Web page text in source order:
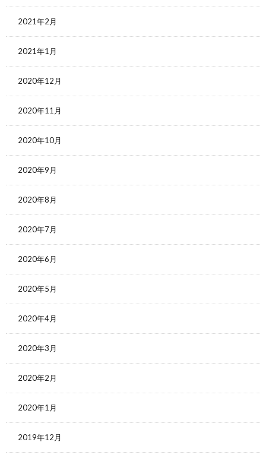
2021年2月
2021年1月
2020年12月
2020年11月
2020年10月
2020年9月
2020年8月
2020年7月
2020年6月
2020年5月
2020年4月
2020年3月
2020年2月
2020年1月
2019年12月